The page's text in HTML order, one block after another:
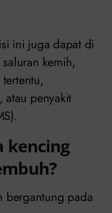
ini juga dapat di
kemih,
atau penyakit
kencing
bergantung pada